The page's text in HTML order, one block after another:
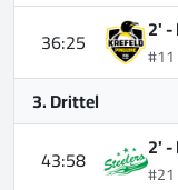
36:25 2' -
3. Drittel
43:58
2' -
#21